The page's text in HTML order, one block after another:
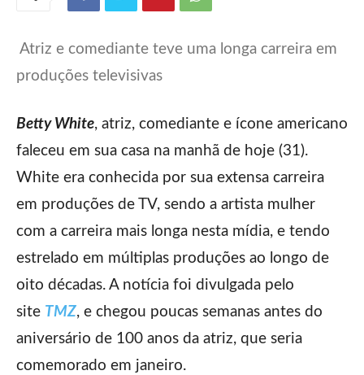
Atriz e comediante teve uma longa carreira em
produções televisivas
Betty White, atriz, comediante e ícone americano
faleceu em sua casa na manhã de hoje (31).
White era conhecida por sua extensa carreira
em produções de TV, sendo a artista mulher
com a carreira mais longa nesta mídia, e tendo
estrelado em múltiplas produções ao longo de
oito décadas. A notícia foi divulgada pelo
site TMZ, e chegou poucas semanas antes do
aniversário de 100 anos da atriz, que seria
comemorado em janeiro.